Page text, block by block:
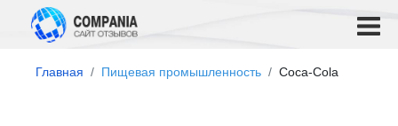
Главная Пищевая промышленность Coca-Cola